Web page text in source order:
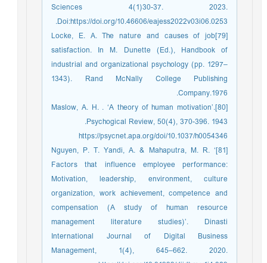
Sciences 4(1)30-37. 2023.
Doi:https://doi.org/10.46606/eajess2022v03i06.0253.
[79]Locke, E. A. The nature and causes of job
satisfaction. In M. Dunette (Ed.), Handbook of
industrial and organizational psychology (pp. 1297–
1343). Rand McNally College Publishing
Company.1976.
[80]Maslow, A. H. . ‘A theory of human motivation’.
Psychogical Review, 50(4), 370-396. 1943.
https://psycnet.apa.org/doi/10.1037/h0054346
[81]Nguyen, P. T. Yandi, A. & Mahaputra, M. R. ‘
Factors that influence employee performance:
Motivation, leadership, environment, culture
organization, work achievement, competence and
compensation (A study of human resource
management literature studies)’. Dinasti
International Journal of Digital Business
Management, 1(4), 645–662. 2020.